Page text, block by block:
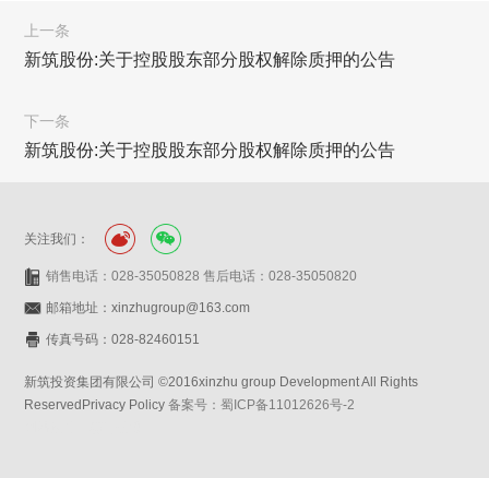
上一条
新筑股份:关于控股股东部分股权解除质押的公告
下一条
新筑股份:关于控股股东部分股权解除质押的公告
关注我们：
销售电话：028-35050828 售后电话：028-35050820
邮箱地址：xinzhugroup@163.com
传真号码：028-82460151
新筑投资集团有限公司 ©2016xinzhu group Development All Rights
ReservedPrivacy Policy备案号：蜀ICP备11012626号-2